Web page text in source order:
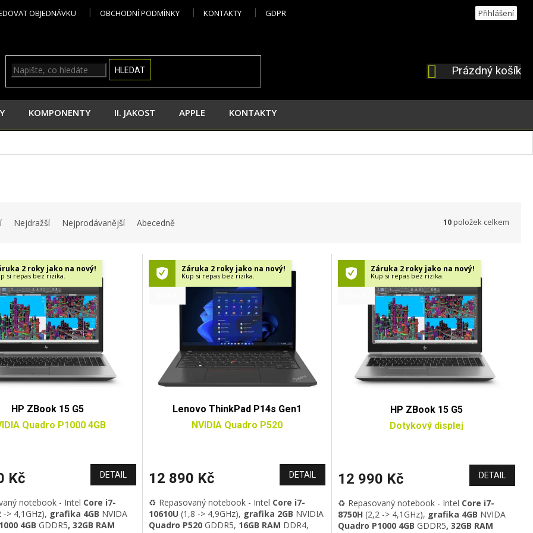
OBJEDNÁVKU OBCHODNÍ PODMÍNKY KONTAKTY GDPR Přihlášení
HLEDAT
NÁKUPNÍ
Prázdný košík
KOMPONENTY II. JAKOST APPLE KONTAKTY
Nejdražší Nejprodávanější Abecedně 10položek celkem
2 roky jako na nový!
si repas bez rizika.
HP ZBook 15 G5
Quadro P1000 4GB
Kč DETAIL
notebook - Intel Core i7-
-> 4,1GHz), grafika 4GB NVIDA
4GB GDDR5, 32GB RAM
Záruka 2 roky jako na nový!
Kup si repas bez rizika.
Lenovo ThinkPad P14s Gen1
NVIDIA Quadro P520
12 890 Kč DETAIL
♻️ Repasovaný notebook - Intel Core i7-
10610U (1,8 -> 4,9GHz), grafika 2GB NVIDIA
Quadro P520GDDR5, 16GB RAM DDR4,
Záruka 2 roky jako na nový!
Kup si repas bez rizika.
HP ZBook 15 G5
Dotykový displej
12 990 Kč DETAIL
♻️ Repasovaný notebook - Intel Core i7-
8750H (2,2 -> 4,1GHz), grafika 4GB NVIDA
Quadro P1000 4GB GDDR5, 32GB RAM